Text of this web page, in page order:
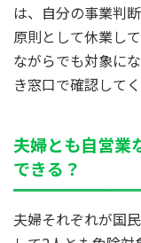
は、自分の事業判
原則として休業し
ながらでも対象に
き窓口で確認してく
夫婦とも自営業
できる？
夫婦それぞれが国